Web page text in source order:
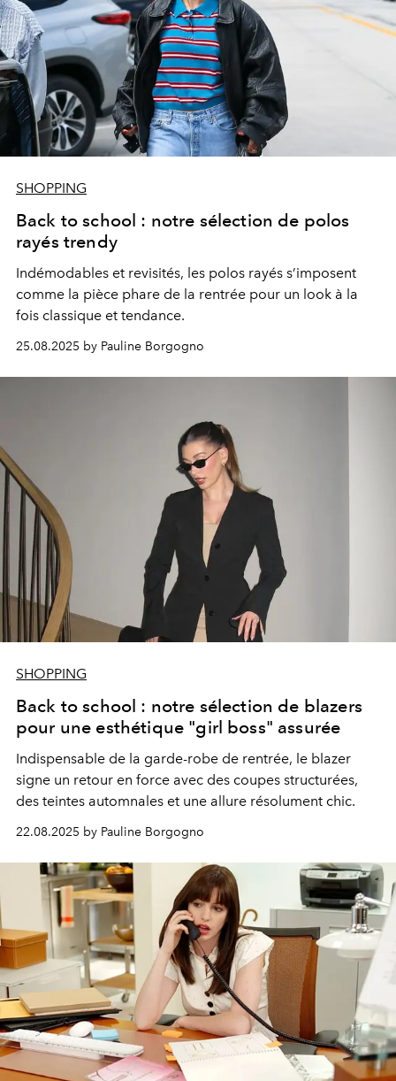
SHOPPING
Back to school : notre sélection de polos
rayés trendy
Indémodables et revisités, les polos rayés s’imposent
comme la pièce phare de la rentrée pour un look à la
fois classique et tendance.
25.08.2025 by Pauline Borgogno
SHOPPING
Back to school : notre sélection de blazers
pour une esthétique "girl boss" assurée
Indispensable de la garde-robe de rentrée, le blazer
signe un retour en force avec des coupes structurées,
des teintes automnales et une allure résolument chic.
22.08.2025 by Pauline Borgogno